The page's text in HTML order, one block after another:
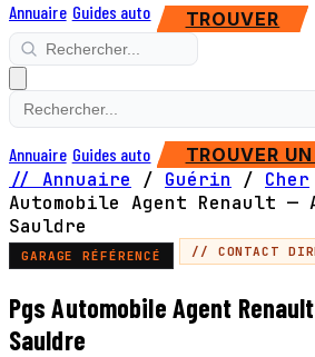
Annuaire Guides auto TROUVER
Annuaire Guides auto TROUVER
// Annuaire / Guérin / Cher
Automobile Agent Renault —
Sauldre
GARAGE RÉFÉRENCÉ // CONTACT
Pgs Automobile Agent
Sauldre